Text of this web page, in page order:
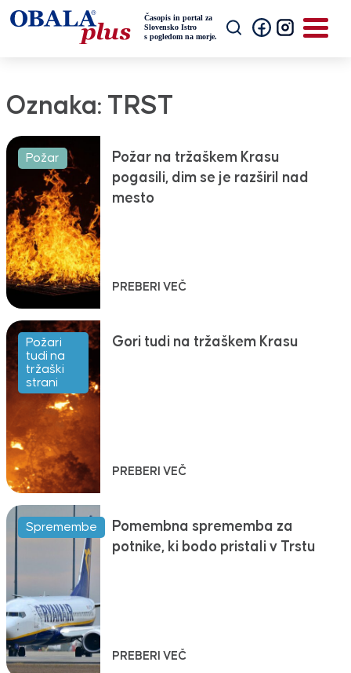
Oznaka: TRST
Požar
Požar na tržaškem Krasu
pogasili, dim se je razširil nad
mesto
PREBERI VEČ
Požari
tudi na
tržaški
strani
Gori tudi na tržaškem Krasu
PREBERI VEČ
Spremembe
Pomembna sprememba za
potnike, ki bodo pristali v Trstu
PREBERI VEČ